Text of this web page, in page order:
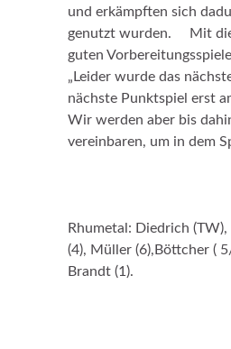
und erkämpften sich
genutzt wurden. Mit
guten
„Leider wurde das
nächste Punktspiel erst
Wir werden aber bis
vereinbaren, um in dem
Rhumetal: Diedrich
(4), Müller (6),Böttcher (
Brandt (1).